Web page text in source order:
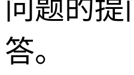
问题的提
答。